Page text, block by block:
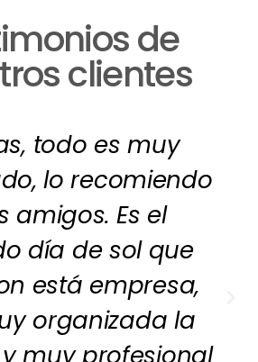
de
clientes
todo es muy
lo recomiendo
amigos. Es el
día de sol que
está empresa,
organizada la
muy profesional